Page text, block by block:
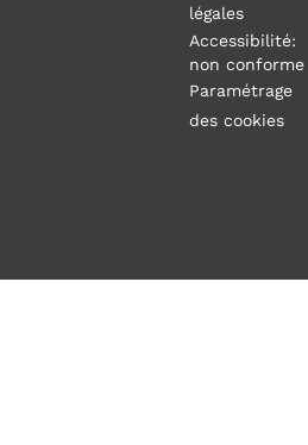
légales
Accessibilité:
non conforme
Paramétrage
des cookies